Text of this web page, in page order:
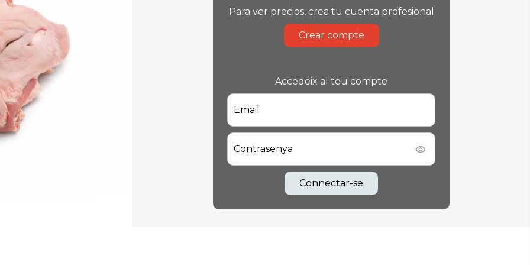
Para ver precios, crea tu cuenta profesional
Crear compte
Accedeix al teu compte
Email
Contrasenya
Connectar-se